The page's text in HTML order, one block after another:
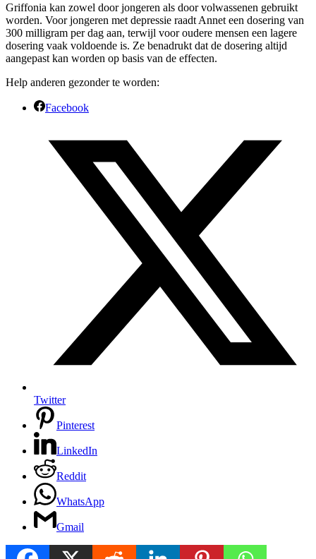
Griffonia kan zowel door jongeren als door volwassenen gebruikt
worden. Voor jongeren met depressie raadt Annet een dosering van
300 milligram per dag aan, terwijl voor oudere mensen een lagere
dosering vaak voldoende is. Ze benadrukt dat de dosering altijd
aangepast kan worden op basis van de effecten.
Help anderen gezonder te worden:
Facebook
Twitter
Pinterest
LinkedIn
Reddit
WhatsApp
Gmail